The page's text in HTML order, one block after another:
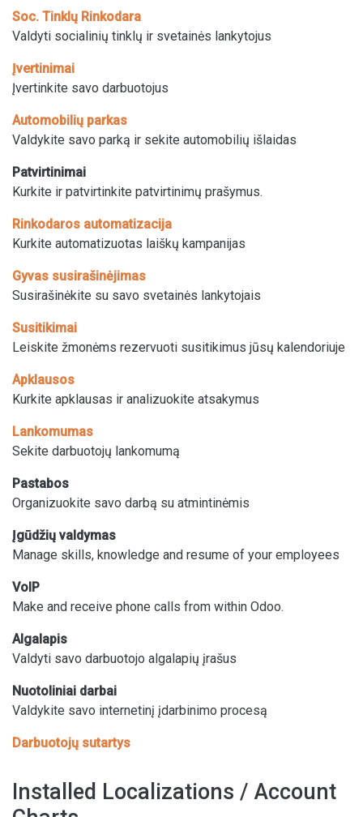
Soc. Tinklų Rinkodara
Valdyti socialinių tinklų ir svetainės lankytojus
Įvertinimai
Įvertinkite savo darbuotojus
Automobilių parkas
Valdykite savo parką ir sekite automobilių išlaidas
Patvirtinimai
Kurkite ir patvirtinkite patvirtinimų prašymus.
Rinkodaros automatizacija
Kurkite automatizuotas laiškų kampanijas
Gyvas susirašinėjimas
Susirašinėkite su savo svetainės lankytojais
Susitikimai
Leiskite žmonėms rezervuoti susitikimus jūsų kalendoriuje
Apklausos
Kurkite apklausas ir analizuokite atsakymus
Lankomumas
Sekite darbuotojų lankomumą
Pastabos
Organizuokite savo darbą su atmintinėmis
Įgūdžių valdymas
Manage skills, knowledge and resume of your employees
VoIP
Make and receive phone calls from within Odoo.
Algalapis
Valdyti savo darbuotojo algalapių įrašus
Nuotoliniai darbai
Valdykite savo internetinį įdarbinimo procesą
Darbuotojų sutartys
Installed Localizations / Account